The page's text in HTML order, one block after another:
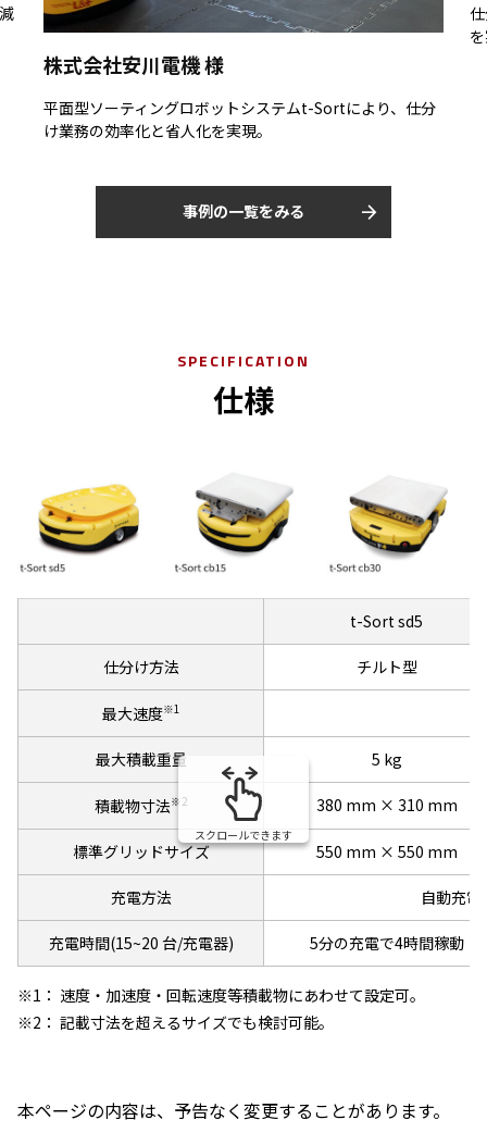
株式会社安川電機 様
平面型ソーティングロボットシステムt-Sortにより、仕分
け業務の効率化と省人化を実現。
事例の一覧をみる arrow_forward
SPECIFICATION
仕様
t-Sort sd5
仕分け方法 チルト型
最大速度※1
最大積載重量 5 kg
積載物寸法※2 380 mm × 310 mm
標準グリッドサイズ 550 mm × 550 mm
充電方法 自動充
充電時間(15~20 台/充電器) 5分の充電で4時間稼動
スクロールできます
※1： 速度・加速度・回転速度等積載物にあわせて設定可。
※2： 記載寸法を超えるサイズでも検討可能。
本ページの内容は、予告なく変更することがあります。